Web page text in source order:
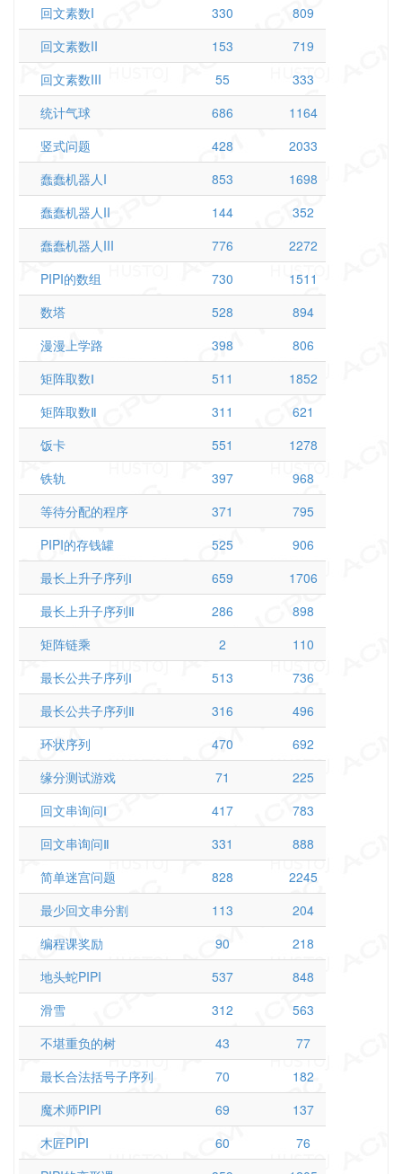
回文素数I
330
809
回文素数II
153
719
回文素数III
55
333
统计气球
686
1164
竖式问题
428
2033
蠢蠢机器人I
853
1698
蠢蠢机器人II
144
352
蠢蠢机器人III
776
2272
PIPI的数组
730
1511
数塔
528
894
漫漫上学路
398
806
矩阵取数Ⅰ
511
1852
矩阵取数Ⅱ
311
621
饭卡
551
1278
铁轨
397
968
等待分配的程序
371
795
PIPI的存钱罐
525
906
最长上升子序列Ⅰ
659
1706
最长上升子序列Ⅱ
286
898
矩阵链乘
2
110
最长公共子序列Ⅰ
513
736
最长公共子序列Ⅱ
316
496
环状序列
470
692
缘分测试游戏
71
225
回文串询问Ⅰ
417
783
回文串询问Ⅱ
331
888
简单迷宫问题
828
2245
最少回文串分割
113
204
编程课奖励
90
218
地头蛇PIPI
537
848
滑雪
312
563
不堪重负的树
43
77
最长合法括号子序列
70
182
魔术师PIPI
69
137
木匠PIPI
60
76